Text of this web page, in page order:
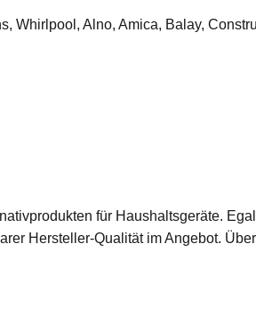
Alno, Amica, Balay,
für Haushaltsgeräte.
Hersteller-Qualität im Angebot.